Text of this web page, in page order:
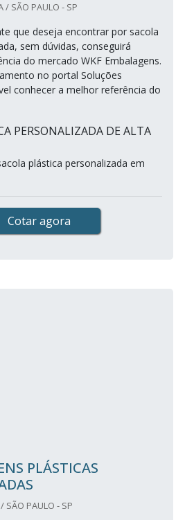
/ SÃO PAULO - SP
que deseja encontrar por sacola
sem dúvidas, conseguirá
do mercado WKF Embalagens.
no portal Soluções
conhecer a melhor referência do
PERSONALIZADA DE ALTA
plástica personalizada em
Cotar agora
PLÁSTICAS
SÃO PAULO - SP